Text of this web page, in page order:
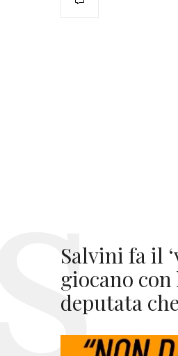
Salvini fa il
giocano con
deputata